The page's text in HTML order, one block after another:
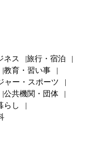
ネス
旅行・宿泊
教育・習い事
ャー・スポーツ
公共機関・団体
らし